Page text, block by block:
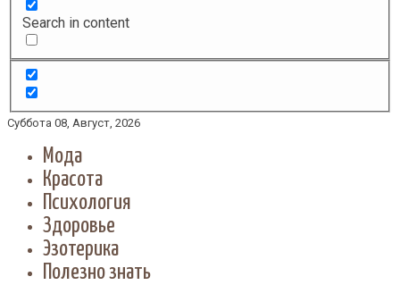
Search in content
Суббота 08, Август, 2026
Мода
Красота
Психология
Здоровье
Эзотерика
Полезно знать